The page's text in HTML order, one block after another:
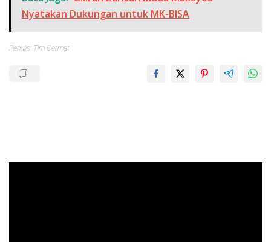
Nyatakan Dukungan untuk MK-BISA
Penulis: Tim Cermat